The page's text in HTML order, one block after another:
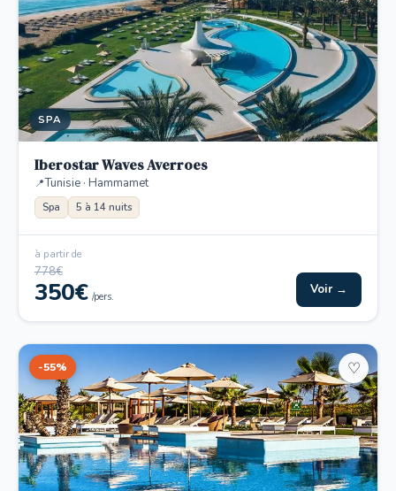
SPA
Iberostar Waves Averroes
Tunisie · Hammamet
Spa 5 à 14 nuits
à partir de
778€
350€ /pers. Voir →
-55% ♡